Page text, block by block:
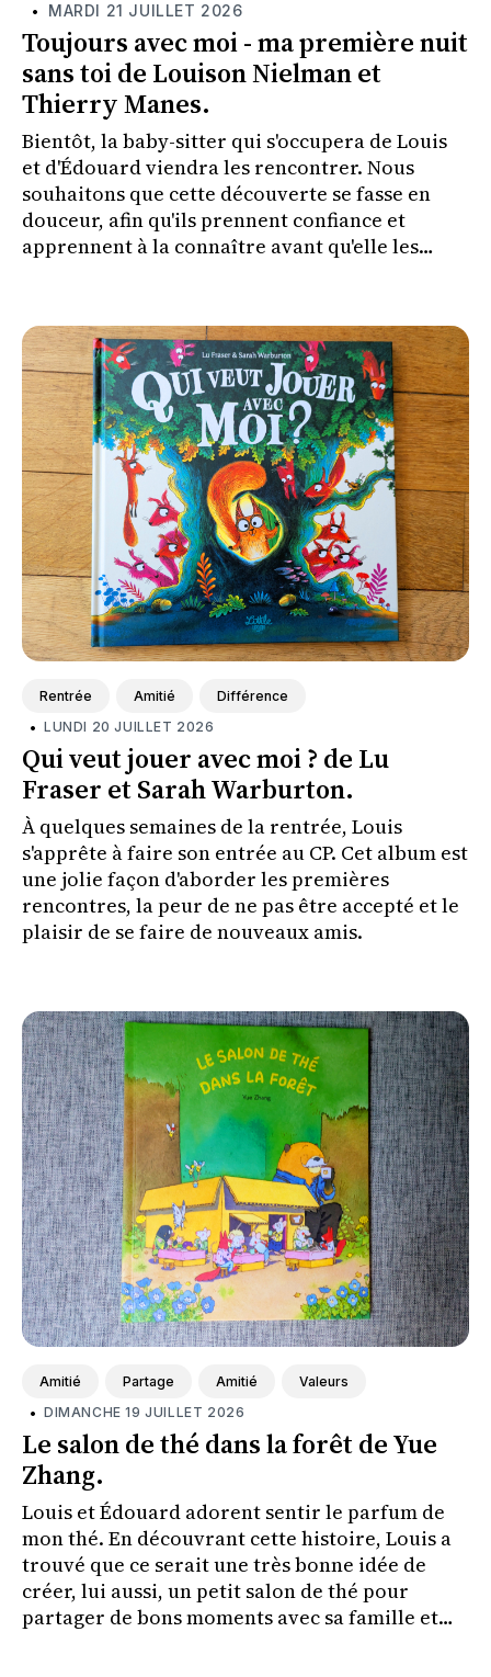
• MARDI 21 JUILLET 2026
Toujours avec moi - ma première nuit
sans toi de Louison Nielman et
Thierry Manes.
Bientôt, la baby-sitter qui s'occupera de Louis
et d'Édouard viendra les rencontrer. Nous
souhaitons que cette découverte se fasse en
douceur, afin qu'ils prennent confiance et
apprennent à la connaître avant qu'elle les
Rentrée Amitié Différence
• LUNDI 20 JUILLET 2026
Qui veut jouer avec moi ? de Lu
Fraser et Sarah Warburton.
À quelques semaines de la rentrée, Louis
s'apprête à faire son entrée au CP. Cet album est
une jolie façon d'aborder les premières
rencontres, la peur de ne pas être accepté et le
plaisir de se faire de nouveaux amis.
Amitié Partage Amitié Valeurs
• DIMANCHE 19 JUILLET 2026
Le salon de thé dans la forêt de Yue
Zhang.
Louis et Édouard adorent sentir le parfum de
mon thé. En découvrant cette histoire, Louis a
trouvé que ce serait une très bonne idée de
créer, lui aussi, un petit salon de thé pour
partager de bons moments avec sa famille et